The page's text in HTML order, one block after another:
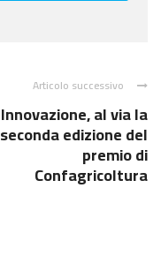
Articolo successivo
Innovazione, al via la
seconda edizione del
premio di
Confagricoltura